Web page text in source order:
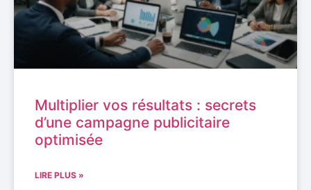
Multiplier vos résultats : secrets
d’une campagne publicitaire
optimisée
LIRE PLUS »